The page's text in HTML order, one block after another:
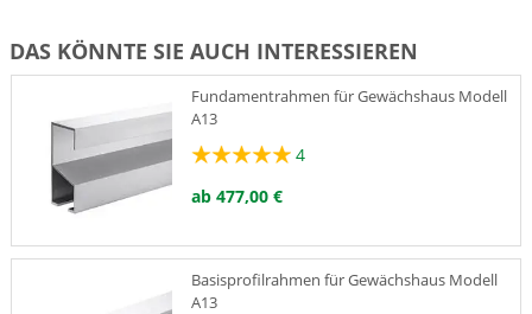
DAS KÖNNTE SIE AUCH INTERESSIEREN
Fundamentrahmen für Gewächshaus Modell
A13
4
ab 477,00 €
Basisprofilrahmen für Gewächshaus Modell
A13